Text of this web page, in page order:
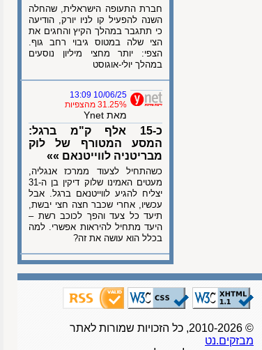
חברת התעופה הישראלית, שהחלה
השנה להפעיל קו לניו יורק, הודיעה
כי תתגבר במהלך הקיץ והחגים את
הצי שלה במטוס גיבוי רחב גוף.
הצפי: יותר מחצי מיליון נוסעים
במהלך יולי-אוגוסט
10/06/25 13:09
31.25% מהצפיות
מאת Ynet
כ-15 אלף ק"מ ברגל:
המסע המטורף של לוק
מבריטניה לווייטנאם »»
כשהתחיל לצעוד ממרכז אנגליה,
מעטים האמינו שלוק דיקין בן ה-31
יצליח להגיע לווייטנאם ברגל. אבל
עכשיו, אחרי שכבר חצה חצי יבשת,
תיעד כל צעד והפך לכוכב רשת –
היעד מתחיל להיראות אפשרי. למה
בכלל הוא עושה את זה?
© 2010-2026, כל הזכויות שמורות לאתר
מבזקים.נט